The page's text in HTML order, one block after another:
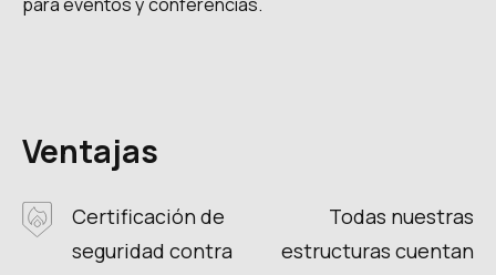
para eventos y conferencias.
Ventajas
Certificación de
seguridad contra
Todas nuestras
estructuras cuentan